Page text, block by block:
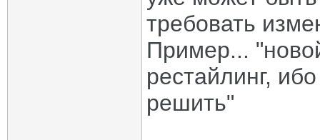
требовать
Пример...
рестайлинг,
решить"